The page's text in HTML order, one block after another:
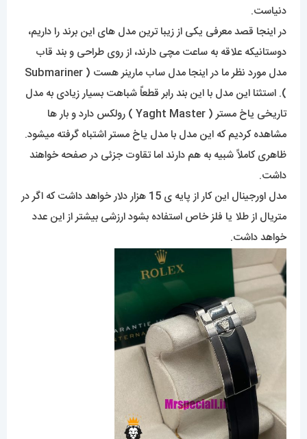
دنیاست.
در اینجا قصد معرفی یکی از زیبا ترین مدل های این برند را داریم،
دوستانیکه علاقه به ساعت مچی دارند، از روی طراحی و بند قاب
مدل مورد نظر ما در اینجا مدل ساب مارینر هست ( Submariner
). استثنا این مدل با این بند رابر قطعاً شباهت بسیار زیادی به مدل
تاریخی یاخ مستر ( Yaght Master ) رولکس دارد و بار ها
مشاهده کردیم که این مدل با مدل یاخ مستر اشتباه گرفته میشود.
ظاهری کاملاً شبیه به هم دارند اما تقاوت جزئی در صفحه خواهند
داشت.
مدل اورجینال این کار از پایه ی 15 هزار دلار خواهد داشت که اگر در
متریال از طلا یا فلز خاص استفاده بشود ارزشی بیشتر از این عدد
خواهد داشت.